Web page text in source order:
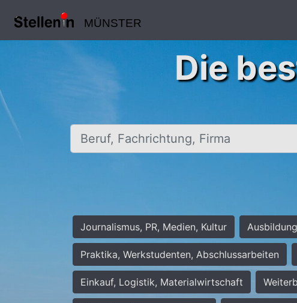
MÜNSTER
Die
Beruf, Fachrichtung, Firma
Journalismus, PR, Medien, Kultur
Praktika, Werkstudenten, Abschlussarbeiten
Einkauf, Logistik, Materialwirtschaft